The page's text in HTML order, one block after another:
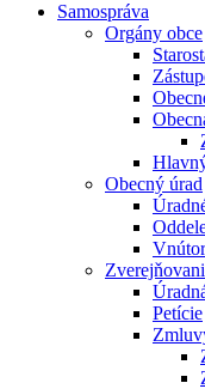
Samospráva
Orgány obce
Obecný úrad
Petície